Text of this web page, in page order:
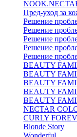
Пред-уход за
Решение
Решение
Решение
Решение
Решение
BEAUTY
BEAUTY
BEAUTY
BEAUTY
BEAUTY
NECTAR
CURLY
Blonde Story